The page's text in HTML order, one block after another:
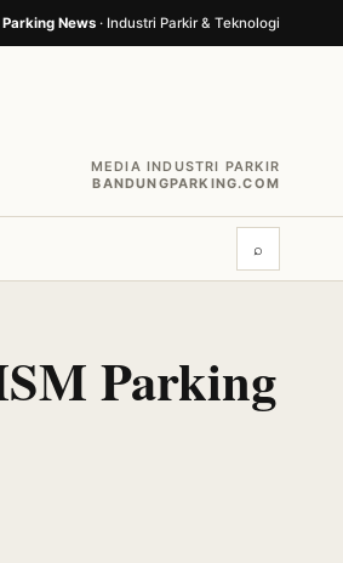
News · Industri Parkir & Teknologi
MEDIA INDUSTRI PARKIR
BANDUNGPARKING.COM
⌕
Parking